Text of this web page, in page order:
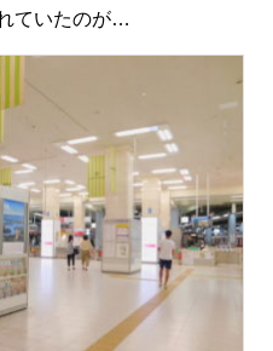
ていたのが…